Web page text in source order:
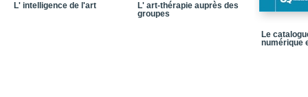
Construction pour
L' intelligence de l'art
L' art-thérapie auprès des
groupes
Le
numérique